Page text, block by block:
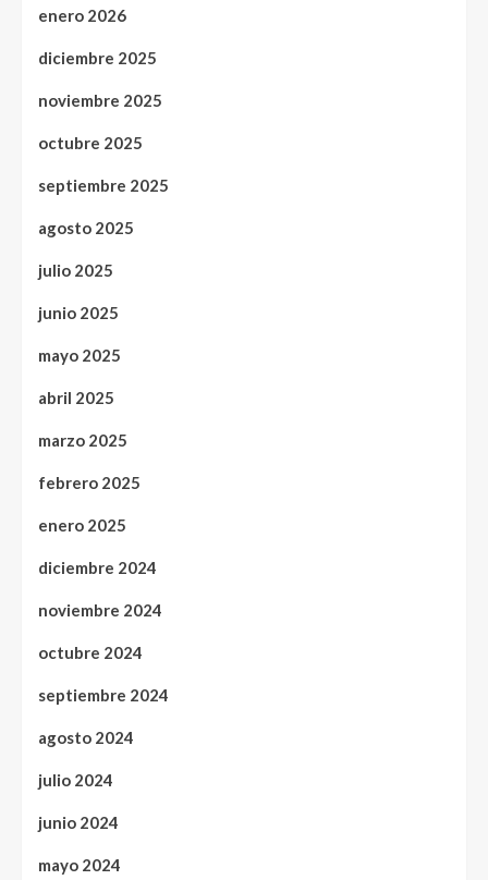
enero 2026
diciembre 2025
noviembre 2025
octubre 2025
septiembre 2025
agosto 2025
julio 2025
junio 2025
mayo 2025
abril 2025
marzo 2025
febrero 2025
enero 2025
diciembre 2024
noviembre 2024
octubre 2024
septiembre 2024
agosto 2024
julio 2024
junio 2024
mayo 2024